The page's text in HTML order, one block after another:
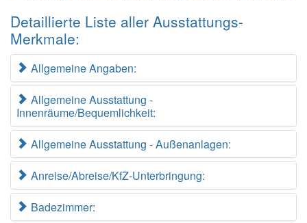
Detaillierte Liste aller Ausstattungs-
Merkmale:
Allgemeine Angaben:
Allgemeine Ausstattung -
Innenräume/Bequemlichkeit:
Allgemeine Ausstattung - Außenanlagen:
Anreise/Abreise/KfZ-Unterbringung:
Badezimmer: